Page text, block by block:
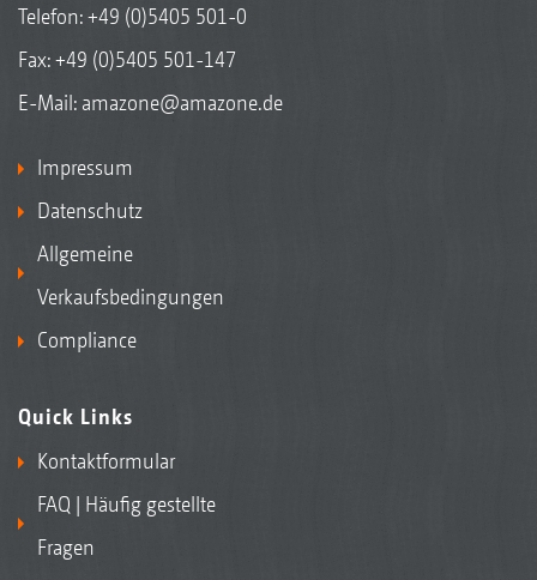
Telefon:+49 (0)5405 501-0
Fax: +49 (0)5405 501-147
E-Mail: amazone@amazone.de
Impressum
Datenschutz
Allgemeine
Verkaufsbedingungen
Compliance
Quick Links
Kontaktformular
FAQ | Häufig gestellte
Fragen